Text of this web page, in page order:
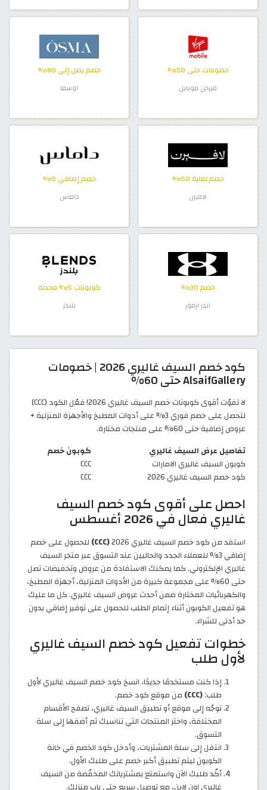
خصومات حتى 50%
فيرجن موبايل
خصم يصل إلى 80%
اوسما
خصم لغاية 50%
لافيرن
خصم إضافي 5%
داماس
خصم 30%
اندر ارمور
كوبونات 5% محدثة
بلندز
كود خصم السيف غاليري 2026 | خصومات
AlsaifGallery حتى 60%
لا تفوّت أقوى كوبونات خصم السيف غاليري 2026! فعّل الكود (CCC)
لتحصل على خصم فوري 3% على أدوات المطبخ والأجهزة المنزلية +
عروض إضافية حتى 60% على منتجات مختارة.
تفاصيل عرض السيف غاليري
كوبون خصم
كوبون السيف غاليري الامارات
CCC
كود خصم السيف غاليري 2026
CCC
احصل على أقوى كود خصم السيف
غاليري فعال في 2026 أغسطس
استفد من كود خصم السيف غاليري 2026 (CCC)
للحصول على خصم
إضافي 3% للعملاء الجدد والحاليين عند التسوق عبر متجر السيف
غاليري الإلكتروني. كما يمكنك الاستفادة من عروض وتخفيضات تصل
حتى 60% على مجموعة كبيرة من الأدوات المنزلية، أجهزة المطبخ،
والكهربائيات المختارة ضمن أحدث عروض السيف غاليري. كل ما عليك
هو تفعيل الكوبون أثناء إتمام الطلب للحصول على توفير إضافي بدون
حد أدنى للشراء.
خطوات تفعيل كود خصم السيف غاليري
لأول طلب
إذا كنت مستخدمًا جديدًا، انسخ كود خصم السيف غاليري لأول
طلب:(CCC)
من موقع كود خصم.
توجّه إلى موقع أو تطبيق السيف غاليري، تصفح الأقسام
المختلفة، واختر المنتجات التي تناسبك ثم أضفها إلى سلة
التسوق.
انتقل إلى سلة المشتريات، وأدخل كود الخصم في خانة
الكوبون ليتم تطبيق أكبر خصم على طلبك الأول.
أكّد طلبك الآن واستمتع بمشترياتك المخفّضة من السيف
غاليري اون لاين، مع توصيل سريع حتى باب منزلك.